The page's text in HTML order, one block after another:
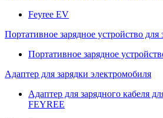
Feyree EV
Портативное зарядное устройство для
Портативное зарядное
Адаптер для зарядки электромобиля
Адаптер для зарядного кабеля
FEYREE